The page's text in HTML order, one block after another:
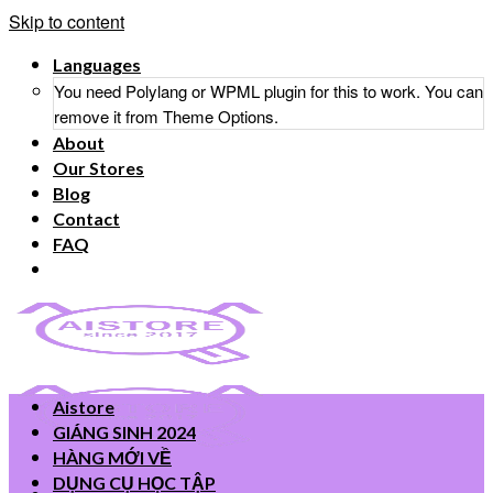
Skip to content
Languages
You need Polylang or WPML plugin for this to work. You can
remove it from Theme Options.
About
Our Stores
Blog
Contact
FAQ
Aistore
GIÁNG SINH 2024
HÀNG MỚI VỀ
DỤNG CỤ HỌC TẬP